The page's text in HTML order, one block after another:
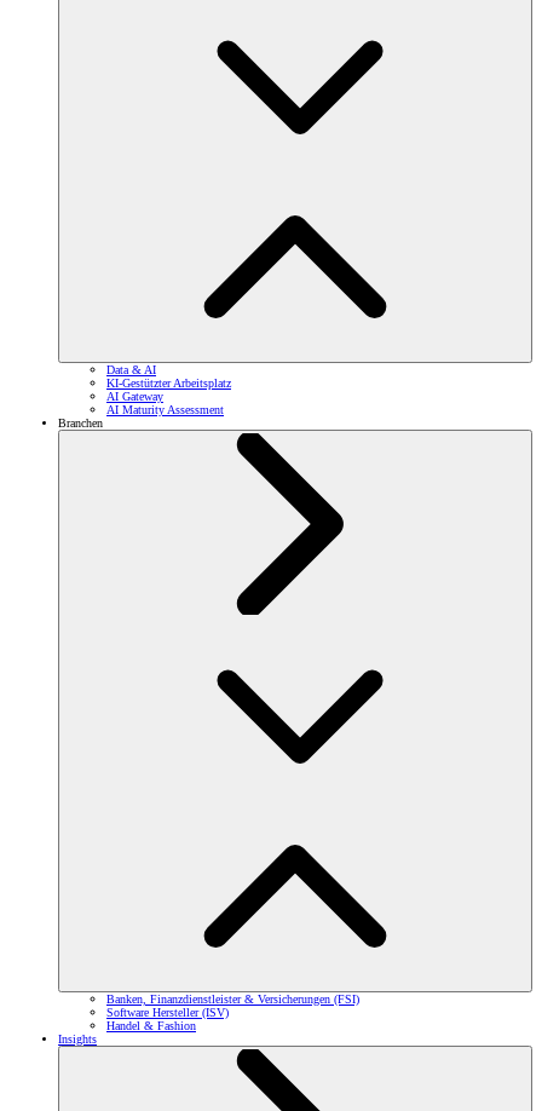
Data & AI
KI-Gestützter Arbeitsplatz
AI Gateway
AI Maturity Assessment
Branchen
Banken, Finanzdienstleister & Versicherungen (FSI)
Software Hersteller (ISV)
Handel & Fashion
Insights